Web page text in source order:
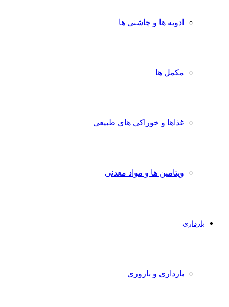
ادویه ها و چاشنی ها
مکمل ها
غذاها و خوراکی های طبیعی
ویتامین ها و مواد معدنی
بارداری
بارداری و باروری